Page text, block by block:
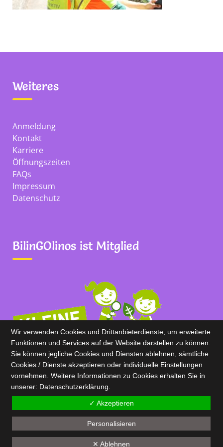
Weiteres
Anmeldung
Kontakt
Karriere
Öffnungszeiten
FAQs
Impressum
Datenschutz
BilinGOlinos ist Mitglied
BilinGOlinos 2020
Wir verwenden Cookies und Drittanbieterdienste, um erweiterte
Funktionen und Services auf der Website darstellen zu können.
Sie können jegliche Cookies und Diensten ablehnen, sämtliche
Cookies / Dienste akzeptieren oder individuelle Einstellungen
vornehmen. Weitere Informationen zu Cookies erhalten Sie in
unserer: Datenschutz­erklärung.
✓ Akzeptieren
Personalisieren
✕ Ablehnen